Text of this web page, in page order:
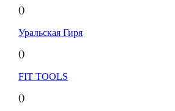
()
Уральская Гиря
()
FIT TOOLS
()